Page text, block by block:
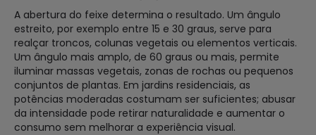
A abertura do feixe determina o resultado. Um ângulo
estreito, por exemplo entre 15 e 30 graus, serve para
realçar troncos, colunas vegetais ou elementos verticais.
Um ângulo mais amplo, de 60 graus ou mais, permite
iluminar massas vegetais, zonas de rochas ou pequenos
conjuntos de plantas. Em jardins residenciais, as
potências moderadas costumam ser suficientes; abusar
da intensidade pode retirar naturalidade e aumentar o
consumo sem melhorar a experiência visual.